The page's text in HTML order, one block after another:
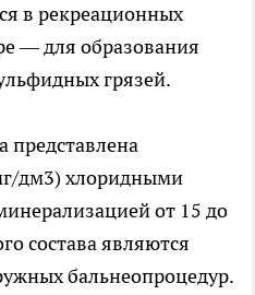
в рекреационных
— для образования
грязей.
представлена
дм3) хлоридными
от 15 до
состава являются
бальнеопроцедур.